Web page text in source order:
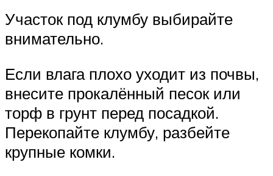
Участок под клумбу выбирайте
внимательно.
Если влага плохо уходит из почвы,
внесите прокалённый песок или
торф в грунт перед посадкой.
Перекопайте клумбу, разбейте
крупные комки.